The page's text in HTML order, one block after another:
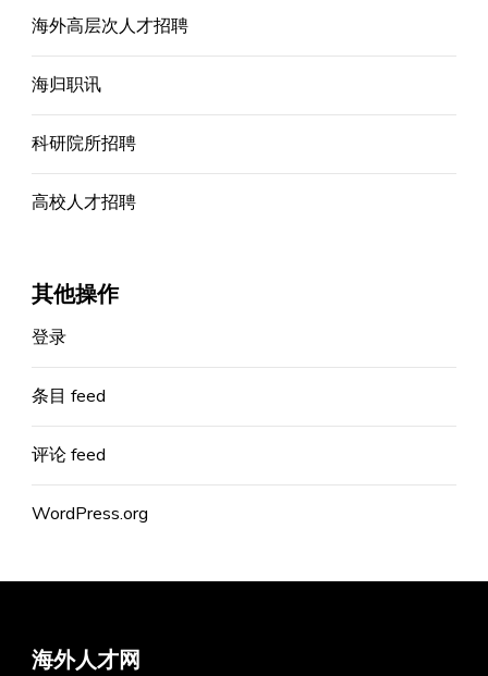
海外高层次人才招聘
海归职讯
科研院所招聘
高校人才招聘
其他操作
登录
条目 feed
评论 feed
WordPress.org
海外人才网